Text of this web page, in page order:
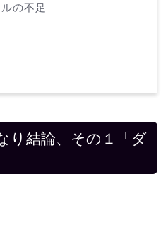
の不足
り結論、その１「ダ